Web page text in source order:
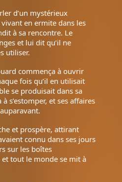
d’un mystérieux
en ermite dans les
à sa rencontre. Le
et lui dit qu’il ne
utiliser.
commença à ouvrir
fois qu’il en utilisait
se produisait dans sa
s’estomper, et ses affaires
et prospère, attirant
connu dans ses jours
sur les boîtes
tout le monde se mit à